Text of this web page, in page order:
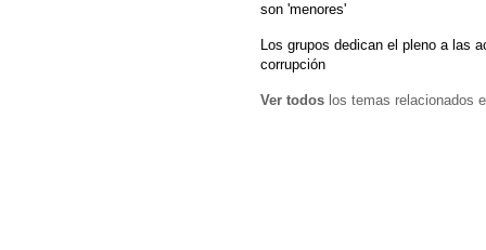
son 'menores'
Los grupos dedican el pleno a las
corrupción
Ver todos los temas relacionados